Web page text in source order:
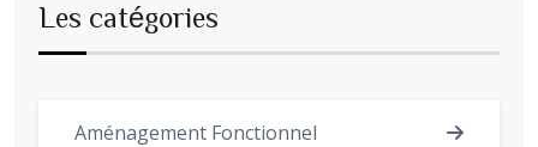
Les catégories
Aménagement Fonctionnel